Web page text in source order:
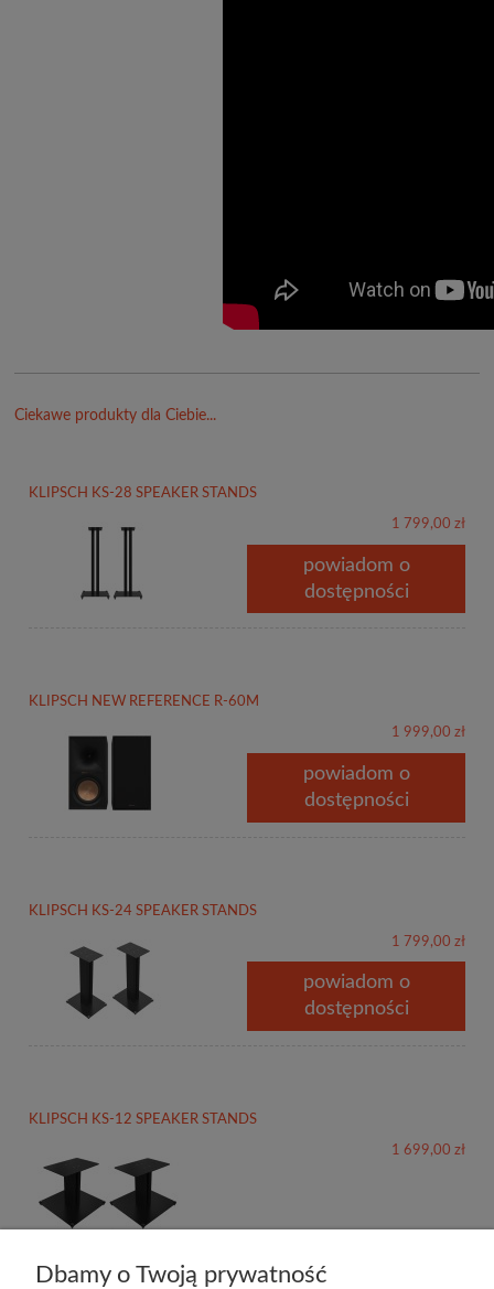
Ciekawe produkty dla Ciebie...
KLIPSCH KS-28 SPEAKER STANDS
1 799,00 zł
powiadom o
dostępności
KLIPSCH NEW REFERENCE R-60M
1 999,00 zł
powiadom o
dostępności
KLIPSCH KS-24 SPEAKER STANDS
1 799,00 zł
powiadom o
dostępności
KLIPSCH KS-12 SPEAKER STANDS
1 699,00 zł
Dbamy o Twoją prywatność